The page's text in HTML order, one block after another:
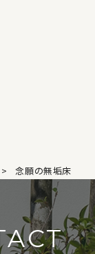
念願の無垢床